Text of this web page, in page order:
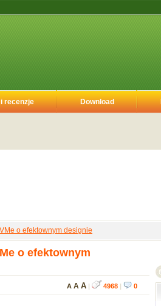
recenzje Download
o efektownym designie
o efektownym
A A A | 4968 | 0